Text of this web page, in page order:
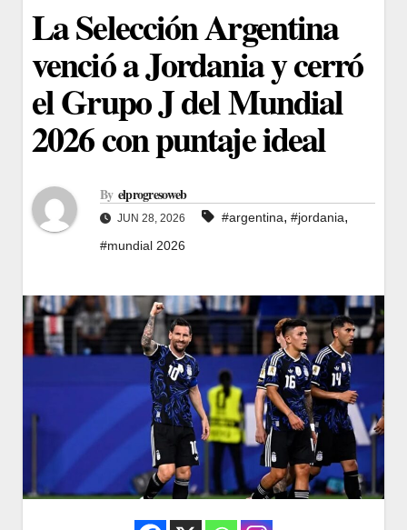
La Selección Argentina
venció a Jordania y cerró
el Grupo J del Mundial
2026 con puntaje ideal
By elprogresoweb
JUN 28, 2026 #argentina, #jordania,
#mundial 2026